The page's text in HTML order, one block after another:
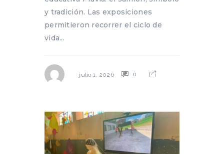
y tradición. Las exposiciones
permitieron recorrer el ciclo de
vida...
julio 1, 2026 0